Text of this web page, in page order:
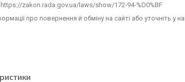
zakon.rada.gov.ua/laws/show/172-94-%D0%BF
про повернення й обміну на сайті або уточніть у